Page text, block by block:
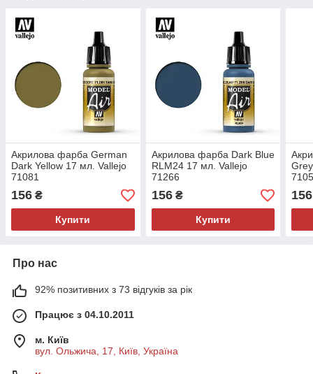
Акрилова фарба German
Dark Yellow 17 мл. Vallejo
71081
156 ₴
Купити
Акрилова фарба Dark Blue
RLM24 17 мл. Vallejo
71266
156₴
Купити
156
Про нас
92% позитивних з 73 відгуків за рік
Працює з 04.10.2011
м. Київ
вул. Ольжича, 17, Київ, Україна